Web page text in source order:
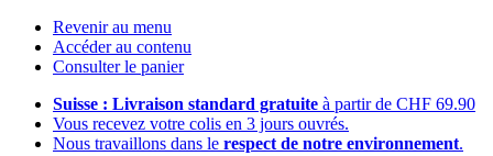
Revenir au menu
Accéder au contenu
Consulter le panier
Suisse : Livraison standard gratuite à partir de CHF 69.90
Vous recevez votre colis en 3 jours ouvrés.
Nous travaillons dans le respect de notre environnement.